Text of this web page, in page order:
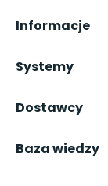
Informacje
Systemy
Dostawcy
Baza wiedzy